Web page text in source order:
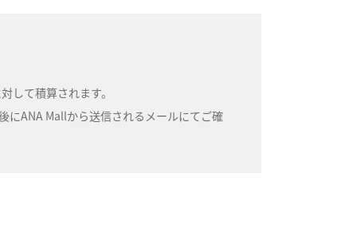
して積算されます。
にANA Mallから送信されるメールにてご確